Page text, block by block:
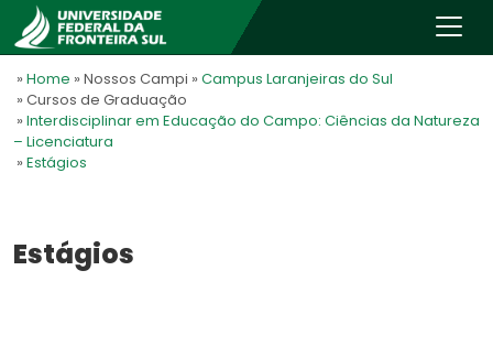
» Home » Nossos Campi » Campus Laranjeiras do Sul
» Cursos de Graduação
» Interdisciplinar em Educação do Campo: Ciências da Natureza
– Licenciatura
» Estágios
Estágios